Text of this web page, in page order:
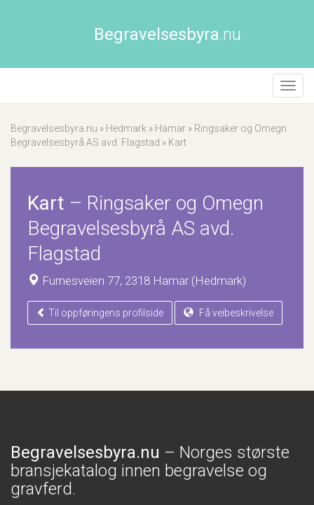
Begravelsesbyra.nu
Begravelsesbyra.nu » Hedmark » Hamar » Ringsaker og Omegn
Begravelsesbyrå AS avd. Flagstad » Kart
Kart – Ringsaker og Omegn
Begravelsesbyrå AS avd.
Flagstad
Furnesveien 77, 2318 Hamar (Hedmark)
Til oppføringens profilside Få veibeskrivelse
Begravelsesbyra.nu – Norges største
bransjekatalog innen begravelse og
gravferd.